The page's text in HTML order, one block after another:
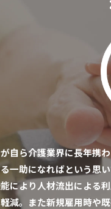
自ら介護業界に長年携
一助になればという思
により人材流出による
減。また新規雇用時や